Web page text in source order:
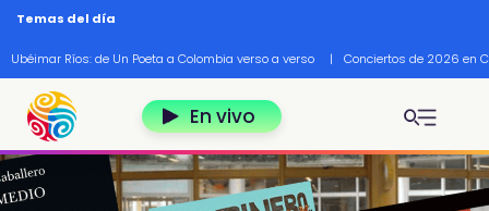
Pasar al contenido principal
Temas del día
Ubéimar Ríos: de Un Poeta a Colombia verso a verso | Conciertos de 2026 en
En vivo